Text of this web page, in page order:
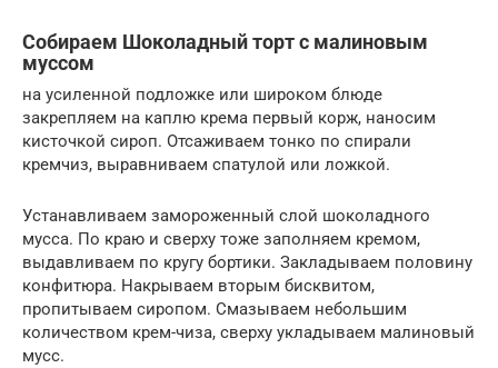
Собираем Шоколадный торт с малиновым
муссом
на усиленной подложке или широком блюде
закрепляем на каплю крема первый корж, наносим
кисточкой сироп. Отсаживаем тонко по спирали
кремчиз, выравниваем спатулой или ложкой.
Устанавливаем замороженный слой шоколадного
мусса. По краю и сверху тоже заполняем кремом,
выдавливаем по кругу бортики. Закладываем половину
конфитюра. Накрываем вторым бисквитом,
пропитываем сиропом. Смазываем небольшим
количеством крем-чиза, сверху укладываем малиновый
мусс.